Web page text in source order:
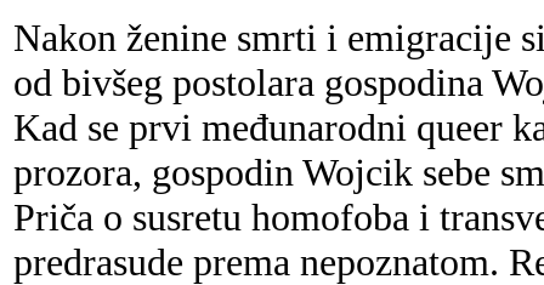
Nakon ženine smrti i emigracije
od bivšeg postolara gospodina
Kad se prvi međunarodni queer
prozora, gospodin Wojcik sebe
Priča o susretu homofoba i
predrasude prema nepoznatom.